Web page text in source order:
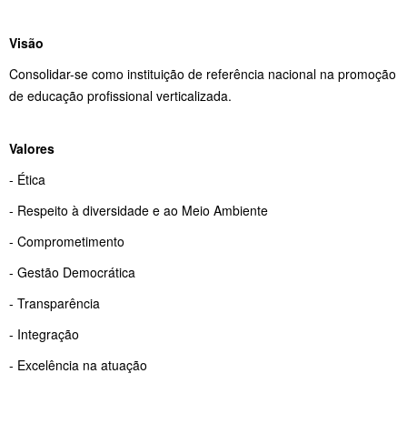
Visão
Consolidar-se como instituição de referência nacional na promoção
de educação profissional verticalizada.
Valores
- Ética
- Respeito à diversidade e ao Meio Ambiente
- Comprometimento
- Gestão Democrática
- Transparência
- Integração
- Excelência na atuação